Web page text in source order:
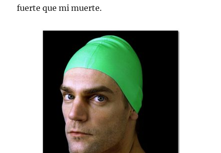
fuerte que mi muerte.